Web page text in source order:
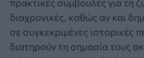
πρακτικές συμβουλές για τη
διαχρονικές, καθώς αν και
σε συγκεκριμένες ιστορικές
διατηρούν τη σημασία τους